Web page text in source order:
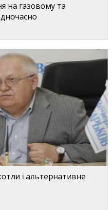
на газовому та
і альтернативне